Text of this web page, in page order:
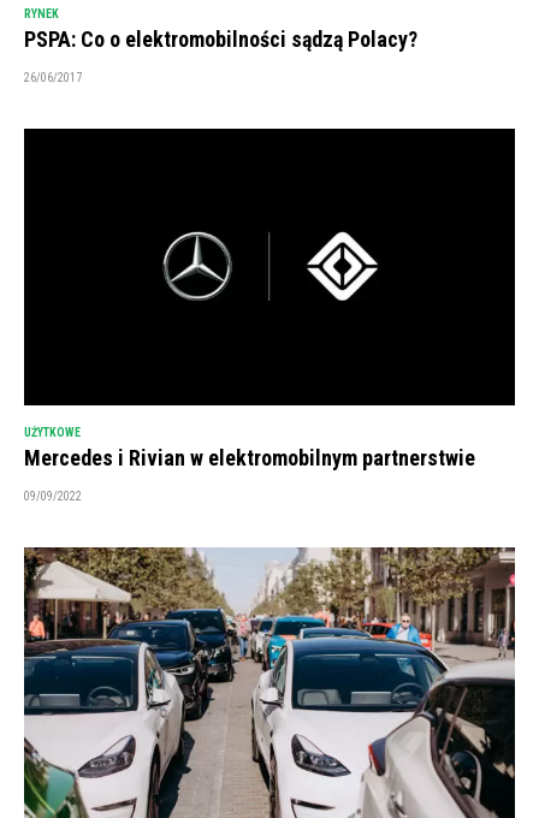
RYNEK
PSPA: Co o elektromobilności sądzą Polacy?
26/06/2017
UŻYTKOWE
Mercedes i Rivian w elektromobilnym partnerstwie
09/09/2022